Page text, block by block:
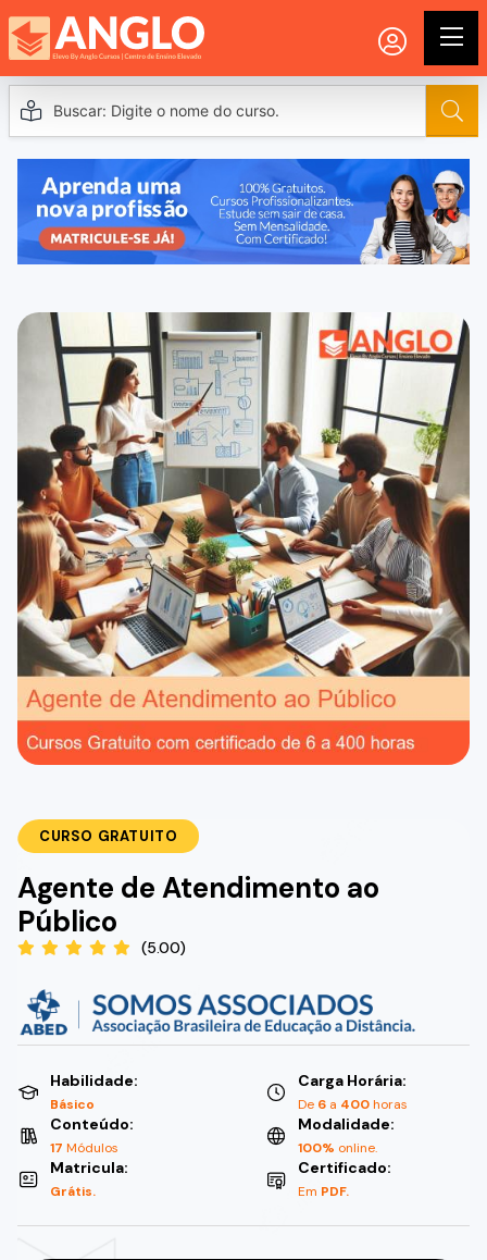
CURSO GRATUITO
Agente de Atendimento ao
Público
(5.00)
Habilidade:
Básico
Carga Horária:
De 6 a 400horas
Conteúdo:
17 Módulos
Modalidade:
100% online.
Matricula:
Grátis.
Certificado:
Em PDF.